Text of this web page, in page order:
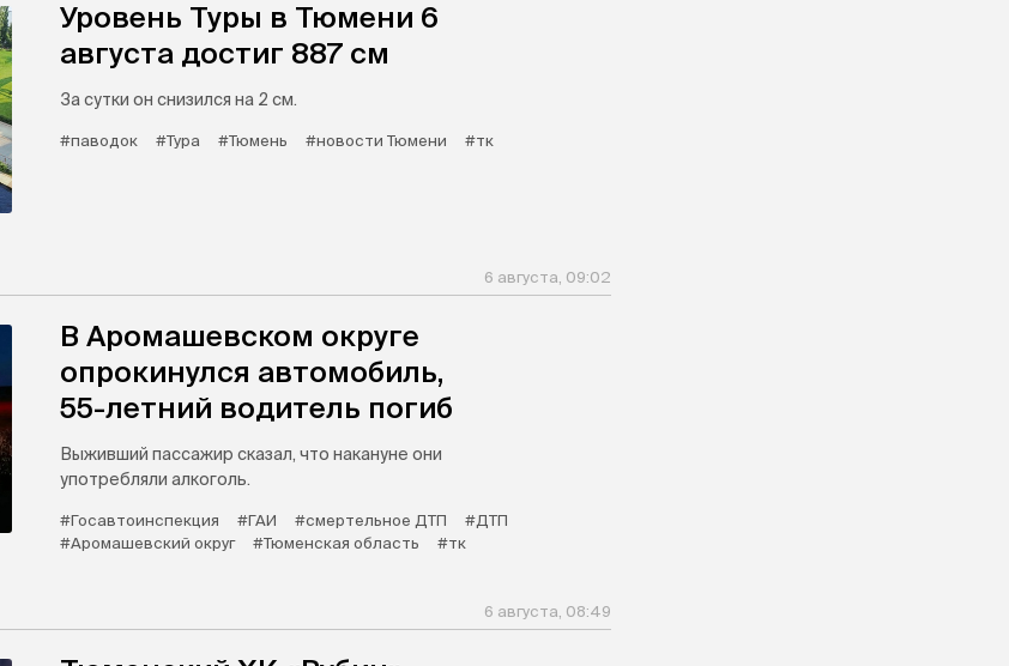
Уровень Туры в Тюмени 6
августа достиг 887 см
За сутки он снизился на 2 см.
#паводок #Тура #Тюмень #новости Тюмени #тк
6 августа, 09:02
В Аромашевском округе
опрокинулся автомобиль,
55-летний водитель погиб
Выживший пассажир сказал, что накануне они
употребляли алкоголь.
#Госавтоинспекция #ГАИ #смертельное ДТП
#ДТП
#Аромашевский округ
#Тюменская область #тк
6 августа, 08:49